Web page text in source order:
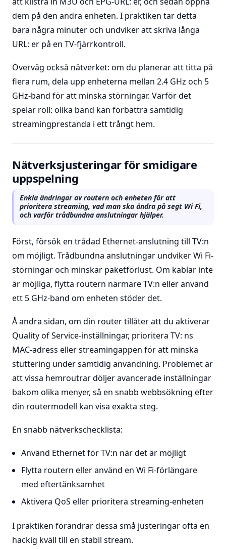
dem på den andra enheten. I praktiken tar detta
bara några minuter och undviker att skriva långa
URL: er på en TV-fjärrkontroll.
Överväg också nätverket: om du planerar att titta på
flera rum, dela upp enheterna mellan 2.4 GHz och 5
GHz-band för att minska störningar. Varför det
spelar roll: olika band kan förbättra samtidig
streamingprestanda i ett trångt hem.
Nätverksjusteringar för smidigare
uppspelning
Enkla ändringar av routern och enheten för att
prioritera streaming, vad man ska ändra på segt Wi Fi,
och varför trådbundna anslutningar hjälper.
Först, försök en trådad Ethernet-anslutning till TV:n
om möjligt. Trådbundna anslutningar undviker Wi Fi-
störningar och minskar paketförlust. Om kablar inte
är möjliga, flytta routern närmare TV:n eller använd
ett 5 GHz-band om enheten stöder det.
Å andra sidan, om din router tillåter att du aktiverar
Quality of Service-inställningar, prioritera TV: ns
MAC-adress eller streamingappen för att minska
stuttering under samtidig användning. Problemet är
att vissa hemroutrar döljer avancerade inställningar
bakom olika menyer, så en snabb webbsökning efter
din routermodell kan visa exakta steg.
En snabb nätverkschecklista:
Använd Ethernet för TV:n när det är möjligt
Flytta routern eller använd en Wi Fi-förlängare
med eftertänksamhet
Aktivera QoS eller prioritera streaming-enheten
I praktiken förändrar dessa små justeringar ofta en
hackig kväll till en stabil stream.